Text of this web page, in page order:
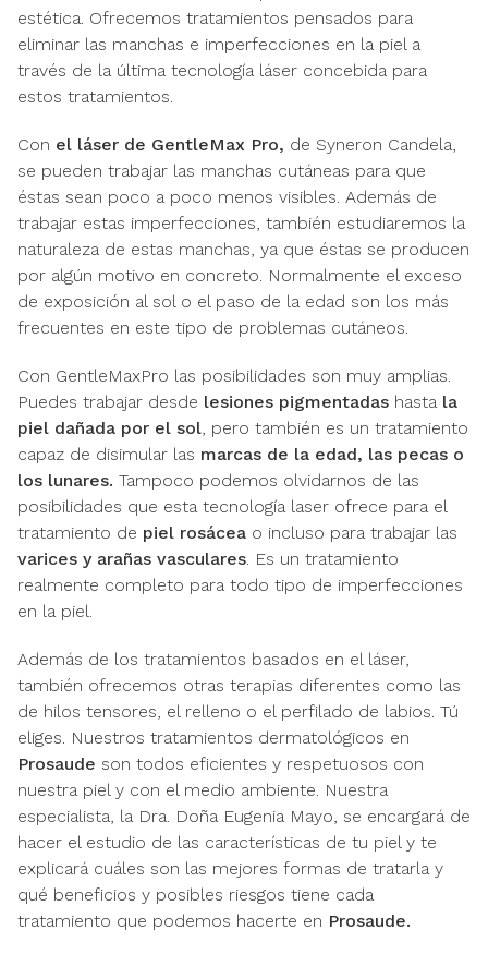
estética. Ofrecemos tratamientos pensados para
eliminar las manchas e imperfecciones en la piel a
través de la última tecnología láser concebida para
estos tratamientos.
Con el láser de GentleMax Pro, de Syneron Candela,
se pueden trabajar las manchas cutáneas para que
éstas sean poco a poco menos visibles. Además de
trabajar estas imperfecciones, también estudiaremos la
naturaleza de estas manchas, ya que éstas se producen
por algún motivo en concreto. Normalmente el exceso
de exposición al sol o el paso de la edad son los más
frecuentes en este tipo de problemas cutáneos.
Con GentleMaxPro las posibilidades son muy amplias.
Puedes trabajar desde lesiones pigmentadas hasta la
piel dañada por el sol, pero también es un tratamiento
capaz de disimular las marcas de la edad, las pecas o
los lunares. Tampoco podemos olvidarnos de las
posibilidades que esta tecnología laser ofrece para el
tratamiento de piel rosácea o incluso para trabajar las
varices y arañas vasculares. Es un tratamiento
realmente completo para todo tipo de imperfecciones
en la piel.
Además de los tratamientos basados en el láser,
también ofrecemos otras terapias diferentes como las
de hilos tensores, el relleno o el perfilado de labios. Tú
eliges. Nuestros tratamientos dermatológicos en
Prosaude son todos eficientes y respetuosos con
nuestra piel y con el medio ambiente. Nuestra
especialista, la Dra. Doña Eugenia Mayo, se encargará de
hacer el estudio de las características de tu piel y te
explicará cuáles son las mejores formas de tratarla y
qué beneficios y posibles riesgos tiene cada
tratamiento que podemos hacerte en Prosaude.